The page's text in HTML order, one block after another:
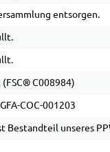
entsorgen.
C008984)
COC-001203
Bestandteil unseres